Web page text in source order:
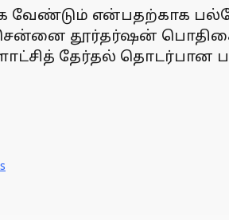
வேண்டும் என்பதற்காக
சென்னை தூர்தர்ஷன்
தேர்தல்